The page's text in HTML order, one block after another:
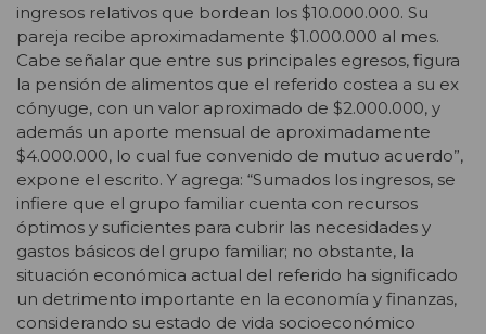
ingresos relativos que bordean los $10.000.000. Su
pareja recibe aproximadamente $1.000.000 al mes.
Cabe señalar que entre sus principales egresos, figura
la pensión de alimentos que el referido costea a su ex
cónyuge, con un valor aproximado de $2.000.000, y
además un aporte mensual de aproximadamente
$4.000.000, lo cual fue convenido de mutuo acuerdo”,
expone el escrito. Y agrega: “Sumados los ingresos, se
infiere que el grupo familiar cuenta con recursos
óptimos y suficientes para cubrir las necesidades y
gastos básicos del grupo familiar; no obstante, la
situación económica actual del referido ha significado
un detrimento importante en la economía y finanzas,
considerando su estado de vida socioeconómico